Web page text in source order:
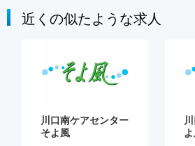
近くの似たような求人
川口南ケアセンター
そよ風